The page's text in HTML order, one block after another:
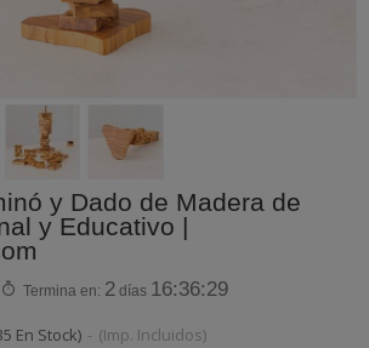
y Dado de Madera de
y Educativo |
Termina en: 2 días 16:36:29
En Stock) - (Imp. Incluidos)